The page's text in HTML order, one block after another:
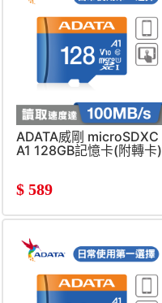
ADATA威剛 microSDXC
A1 128GB記憶卡(附轉卡)
$ 589